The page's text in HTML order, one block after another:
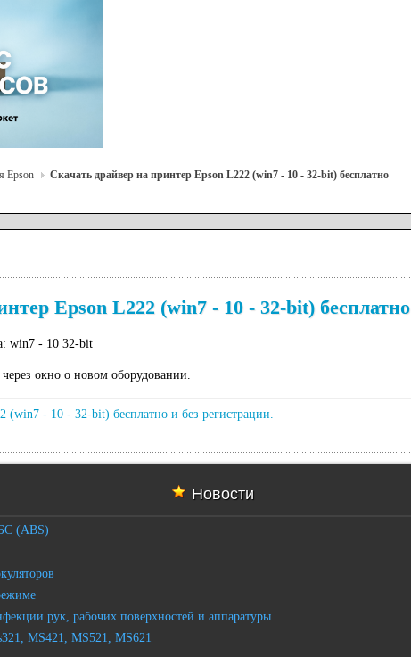
Epson Скачать драйвер на принтер Epson L222 (win7 - 10 - 32-bit) бесплатно
Epson L222 (win7 - 10 - 32-bit) бесплатно
win7 - 10 32-bit
окно о новом оборудовании.
(win7 - 10 - 32-bit) бесплатно и без регистрации.
Новости
(ABS)
рук, рабочих поверхностей и аппаратуры
MS421, MS521, MS621